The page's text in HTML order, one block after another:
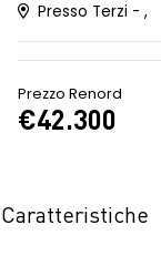
Presso Terzi - ,
Prezzo Renord
€42.300
Caratteristiche